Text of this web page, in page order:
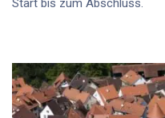
Start bis zum Abschluss.